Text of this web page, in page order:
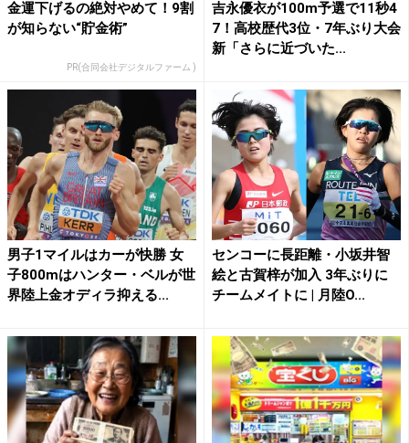
金運下げるの絶対やめて！9割
が知らない“貯金術”
PR(合同会社デジタルファーム )
吉永優衣が100m予選で11秒4
7！高校歴代3位・7年ぶり大会
新「さらに近づいた...
男子1マイルはカーが快勝 女
子800mはハンター・ベルが世
界陸上金オディラ抑える...
センコーに長距離・小坂井智
絵と古賀梓が加入 3年ぶりに
チームメイトに | 月陸O...